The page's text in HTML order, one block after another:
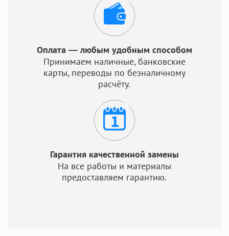
Оплата — любым удобным способом
Принимаем наличные, банковские
карты, переводы по безналичному
расчёту.
Гарантия качественной замены
На все работы и материалы
предоставляем гарантию.